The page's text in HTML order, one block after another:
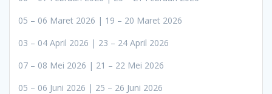
05 – 06 Maret 2026 | 19 – 20 Maret 2026
03 – 04 April 2026 | 23 – 24 April 2026
07 – 08 Mei 2026 | 21 – 22 Mei 2026
05 – 06 Juni 2026 | 25 – 26 Juni 2026